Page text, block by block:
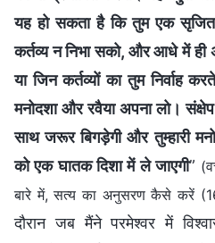
यह हो सकता है कि तुम एक
कर्तव्य न निभा सको, और आधे में ही
या जिन कर्तव्यों का तुम निर्वाह
मनोदशा और रवैया अपना लो।
साथ जरूर बिगड़ेगी और तुम्हारी
को एक घातक दिशा में ले जाएगी”
बारे में, सत्य का अनुसरण कैसे करें
दौरान जब मैंने परमेश्वर में